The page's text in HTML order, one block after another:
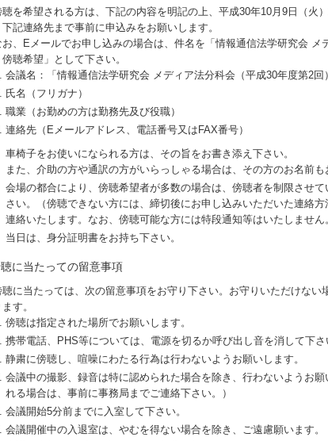
を希望される方は、下記の内容を明記の上、平成30年10月9日（火
記連絡先まで事前に申込みをお願いします。
、Eメールでお申し込みの場合は、件名を「情報通信法学研究会 メ
傍聴希望」として下さい。
会議名：「情報通信法学研究会 メディア法分科会（平成30年度第2回
氏名（フリガナ）
職業（お勤めの方は勤務先及び役職）
連絡先（Eメールアドレス、電話番号又はFAX番号）
車椅子をお使いになられる方は、その旨をお書き添え下さい。
また、介助の方や通訳の方がいらっしゃる場合は、その方のお名前も
会場の都合により、傍聴希望者が多数の場合は、傍聴者を制限させ
さい。（傍聴できない方には、締切後にお申し込みいただいた連絡
連絡いたします。なお、傍聴可能な方には特段通知等はいたしません
当日は、身分証明書をお持ち下さい。
に当たっての留意事項
に当たっては、次の留意事項をお守り下さい。お守りいただけない
す。
傍聴は指定された場所でお願いします。
携帯電話、PHS等については、電源を切るか呼び出し音を消して下さ
静粛に傍聴し、喧噪にわたる行為は行わないようお願いします。
会議中の撮影、録音は特に認められた場合を除き、行わないようお
れる場合は、事前に事務局までご連絡下さい。）
会議開始5分前までに入室して下さい。
会議開催中の入退室は、やむを得ない場合を除き、ご遠慮願います。